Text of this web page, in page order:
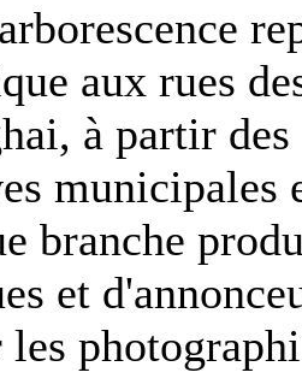
aux rues
à partir
municipales
branche
et
les